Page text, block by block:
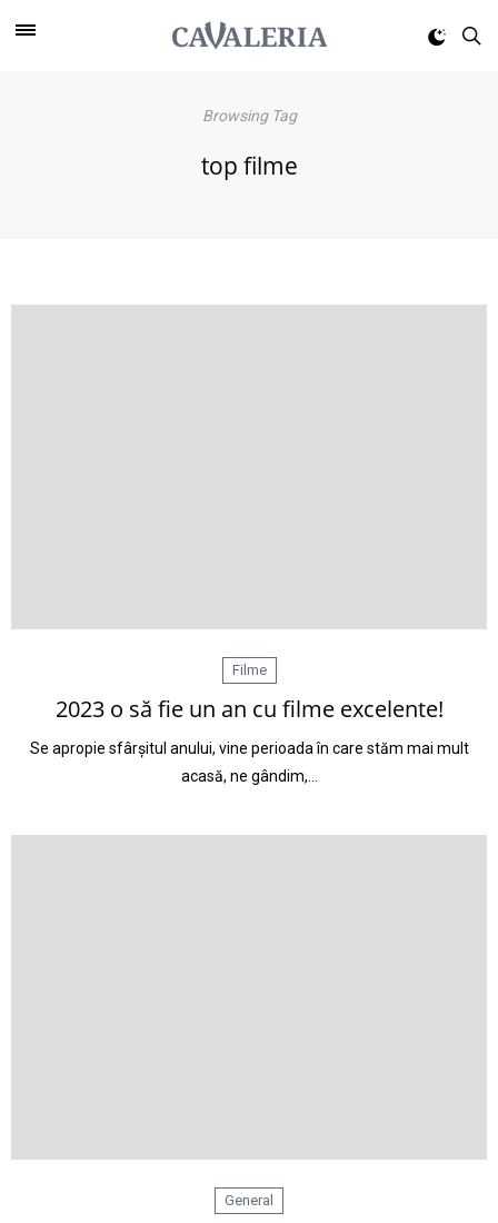
Browsing Tag
top filme
Filme
2023 o să fie un an cu filme excelente!
Se apropie sfârșitul anului, vine perioada în care stăm mai mult
acasă, ne gândim,…
General